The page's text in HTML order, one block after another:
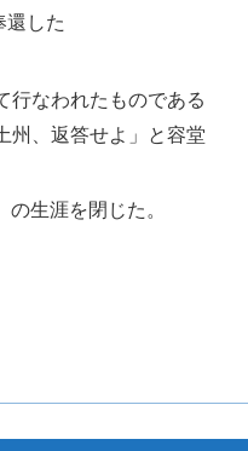
還した
行なわれたものである
州、返答せよ」と容堂
生涯を閉じた。